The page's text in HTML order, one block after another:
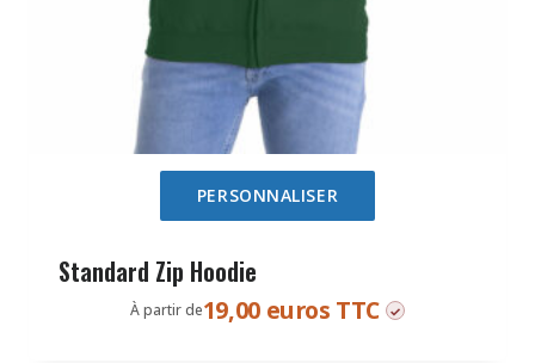
PERSONNALISER
Standard Zip Hoodie
À partir de19,00 euros TTC